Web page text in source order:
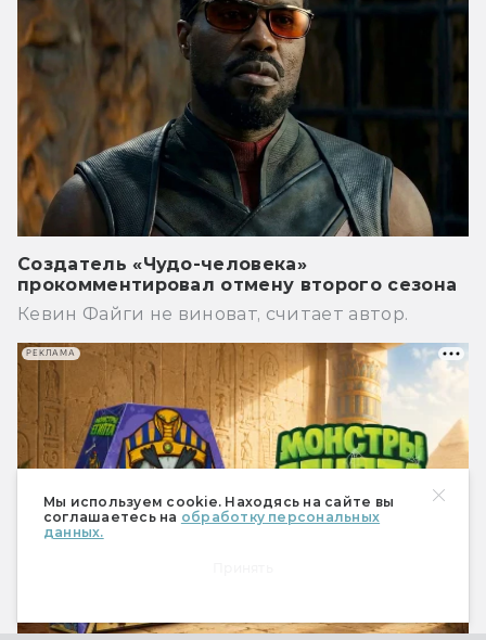
Мы используем cookie. Находясь на сайте вы
соглашаетесь на обработку персональных
данных.
Создатель «Чудо-человека»
прокомментировал отмену второго сезона
Кевин Файги не виноват, считает автор.
РЕКЛАМА